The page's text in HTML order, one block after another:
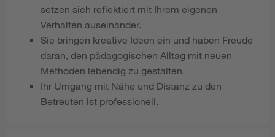
setzen sich reflektiert mit Ihrem eigenen
Verhalten auseinander.
Sie bringen kreative Ideen ein und haben Freude
daran, den pädagogischen Alltag mit neuen
Methoden lebendig zu gestalten.
Ihr Umgang mit Nähe und Distanz zu den
Betreuten ist professionell.